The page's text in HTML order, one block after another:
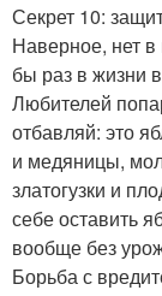
Секрет 10:
Наверное, нет в
бы раз в жизни
Любителей
отбавляй: это
и медяницы,
златогузки и
себе оставить
вообще без
Борьба с